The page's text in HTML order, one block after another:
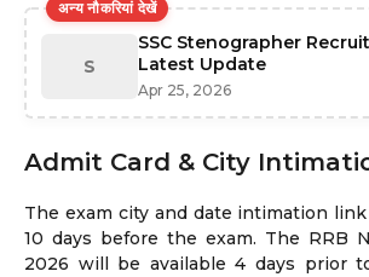
अन्य नौकरियां देखें
S
SSC Stenographer
Latest Update
Apr 25, 2026
Admit Card & City
The exam city and date intimation
10 days before the exam. The RRB
2026 will be available 4 days prior